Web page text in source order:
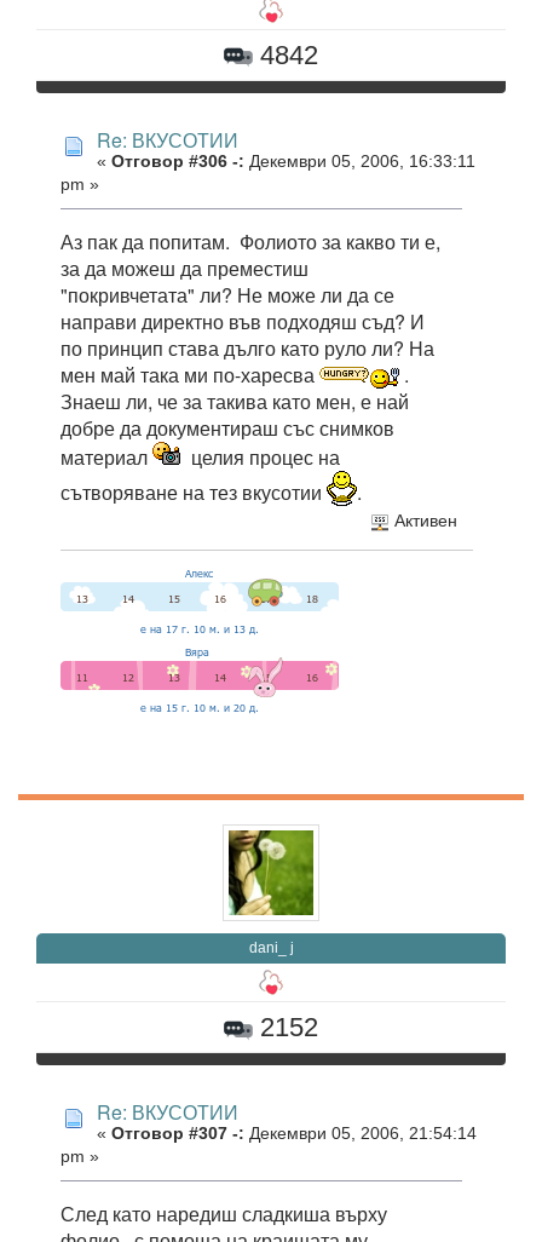
4842
Re: ВКУСОТИИ
« Отговор #306 -: Декември 05, 2006, 16:33:11
pm »
Аз пак да попитам. Фолиото за какво ти е,
за да можеш да преместиш
"покривчетата" ли? Не може ли да се
направи директно във подходяш съд? И
по принцип става дълго като руло ли? На
мен май така ми по-харесва
.
Знаеш ли, че за такива като мен, е най
добре да документираш със снимков
материал
целия процес на
сътворяване на тез вкусотии
.
Активен
dani_ j
2152
Re: ВКУСОТИИ
« Отговор #307 -: Декември 05, 2006, 21:54:14
pm »
След като наредиш сладкиша върху